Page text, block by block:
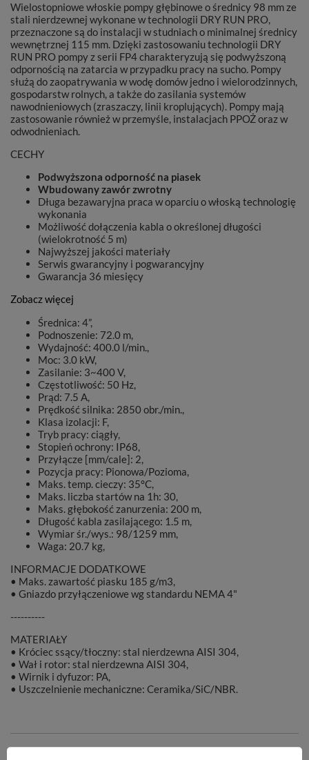
Wielostopniowe włoskie pompy głębinowe o średnicy 98 mm ze
stali nierdzewnej wykonane w technologii DRY RUN PRO,
przeznaczone są do instalacji w studniach o minimalnej średnicy
wewnętrznej 115 mm. Dzięki zastosowaniu technologii DRY
RUN PRO pompy z serii FP4 charakteryzują się podwyższoną
odpornością na zatarcia w przypadku pracy na sucho. Pompy
służą do zaopatrywania w wodę domów jedno i wielorodzinnych,
gospodarstw rolnych, a także do zasilania systemów
nawodnieniowych (zraszaczy, linii kroplujących). Pompy mają
zastosowanie również w przemyśle, instalacjach PPOŻ oraz w
odwodnieniach.
CECHY
Podwyższona odporność na piasek
Wbudowany zawór zwrotny
Długa bezawaryjna praca w oparciu o włoską technologię
wykonania
Możliwość dołączenia kabla o określonej długości
(wielokrotność 5 m)
Najwyższej jakości materiały
Serwis gwarancyjny i pogwarancyjny
Gwarancja 36 miesięcy
Zobacz więcej
Średnica: 4”,
Podnoszenie: 72.0 m,
Wydajność: 400.0 l/min.,
Moc: 3.0 kW,
Zasilanie: 3~400 V,
Częstotliwość: 50 Hz,
Prąd: 7.5 A,
Prędkość silnika: 2850 obr./min.,
Klasa izolacji: F,
Tryb pracy: ciągły,
Stopień ochrony: IP68,
Przyłącze [mm/cale]: 2,
Pozycja pracy: Pionowa/Pozioma,
Maks. temp. cieczy: 35°C,
Maks. liczba startów na 1h: 30,
Maks. głębokość zanurzenia: 200 m,
Długość kabla zasilającego: 1.5 m,
Wymiar śr./wys.: 98/1259 mm,
Waga: 20.7 kg,
INFORMACJE DODATKOWE
• Maks. zawartość piasku 185 g/m3,
• Gniazdo przyłączeniowe wg standardu NEMA 4"
----------
MATERIAŁY
• Króciec ssący/tłoczny: stal nierdzewna AISI 304,
• Wał i rotor: stal nierdzewna AISI 304,
• Wirnik i dyfuzor: PA,
• Uszczelnienie mechaniczne: Ceramika/SiC/NBR.